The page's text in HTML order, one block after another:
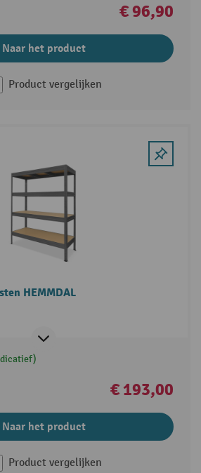
€ 96,90
Naar het product
Product vergelijken
HEMMDAL
€ 193,00
Naar het product
Product vergelijken